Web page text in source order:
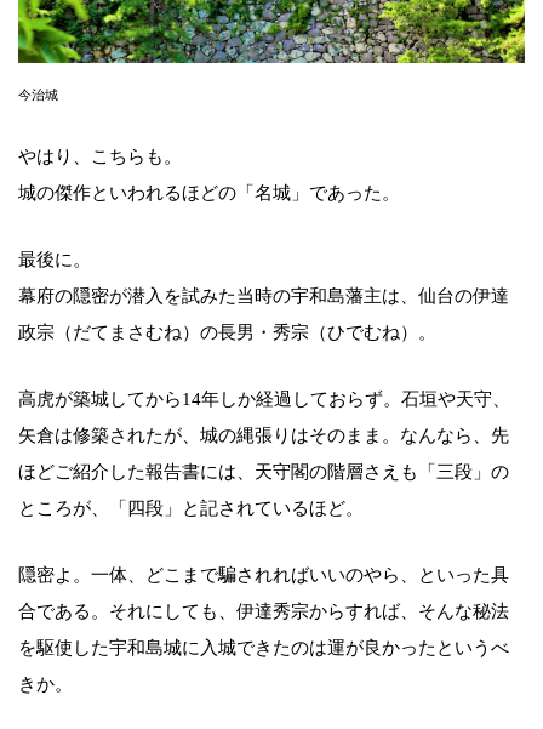
今治城
やはり、こちらも。
城の傑作といわれるほどの「名城」であった。
最後に。
幕府の隠密が潜入を試みた当時の宇和島藩主は、仙台の伊達
政宗（だてまさむね）の長男・秀宗（ひでむね）。
高虎が築城してから14年しか経過しておらず。石垣や天守、
矢倉は修築されたが、城の縄張りはそのまま。なんなら、先
ほどご紹介した報告書には、天守閣の階層さえも「三段」の
ところが、「四段」と記されているほど。
隠密よ。一体、どこまで騙されればいいのやら、といった具
合である。それにしても、伊達秀宗からすれば、そんな秘法
を駆使した宇和島城に入城できたのは運が良かったというべ
きか。